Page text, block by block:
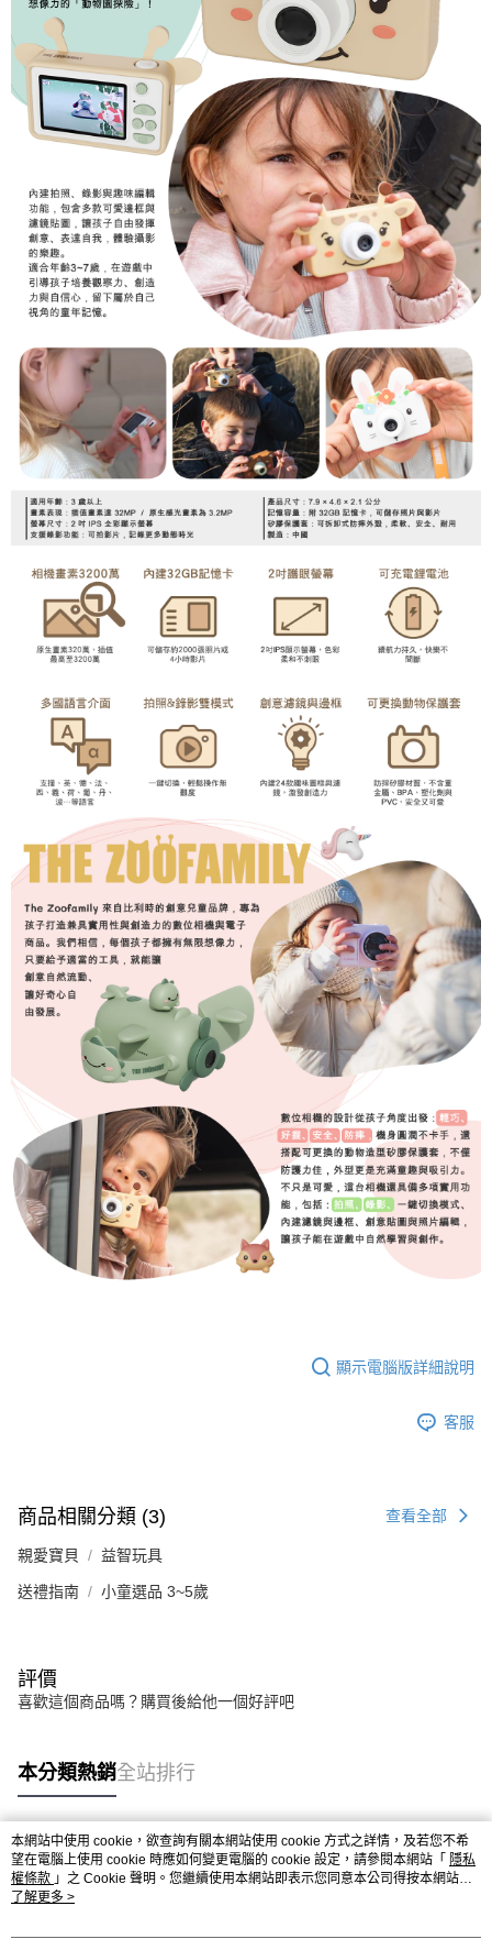
顯示電腦版詳細說明
客服
商品相關分類 (3) 查看全部
親愛寶貝 益智玩具
送禮指南 小童選品 3~5歲
評價
喜歡這個商品嗎？購買後給他一個好評吧
本分類熱銷全站排行
熱門標籤
本網站中使用 cookie，欲查詢有關本網站使用 cookie 方式之詳情，及若您不希
望在電腦上使用 cookie 時應如何變更電腦的 cookie 設定，請參閱本網站「 隱私
權條款 」之 Cookie 聲明。您繼續使用本網站即表示您同意本公司得按本網站使
用條款之 Cookie 聲明使用 cookie。
了解更多 >